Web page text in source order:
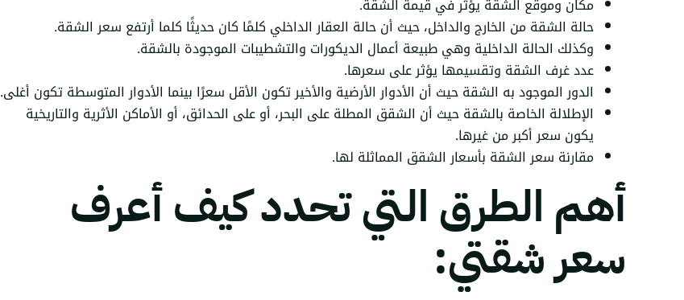
مكان وموقع الشقة يؤثر في قيمة الشقة.
حالة الشقة من الخارج والداخل، حيث أن حالة العقار الداخلي كلمًا كان حديثًا كلما أرتفع سعر الشقة.
وكذلك الحالة الداخلية وهي طبيعة أعمال الديكورات والتشطيبات الموجودة بالشقة.
عدد غرف الشقة وتقسيمها يؤثر على سعرها.
الدور الموجود به الشقة حيث أن الأدوار الأرضية والأخير تكون الأقل سعرًا بينما الأدوار المتوسطة تكون أغلى.
الإطلالة الخاصة بالشقة حيث أن الشقق المطلة على البحر، أو على الحدائق، أو الأماكن الأثرية والتاريخية
يكون سعر أكبر من غيرها.
مقارنة سعر الشقة بأسعار الشقق المماثلة لها.
أهم الطرق التي تحدد كيف أعرف
سعر شقتي: